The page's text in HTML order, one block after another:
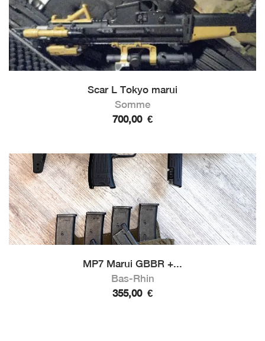
Scar L Tokyo marui
Somme
700,00 €
MP7 Marui GBBR +...
Bas-Rhin
355,00 €